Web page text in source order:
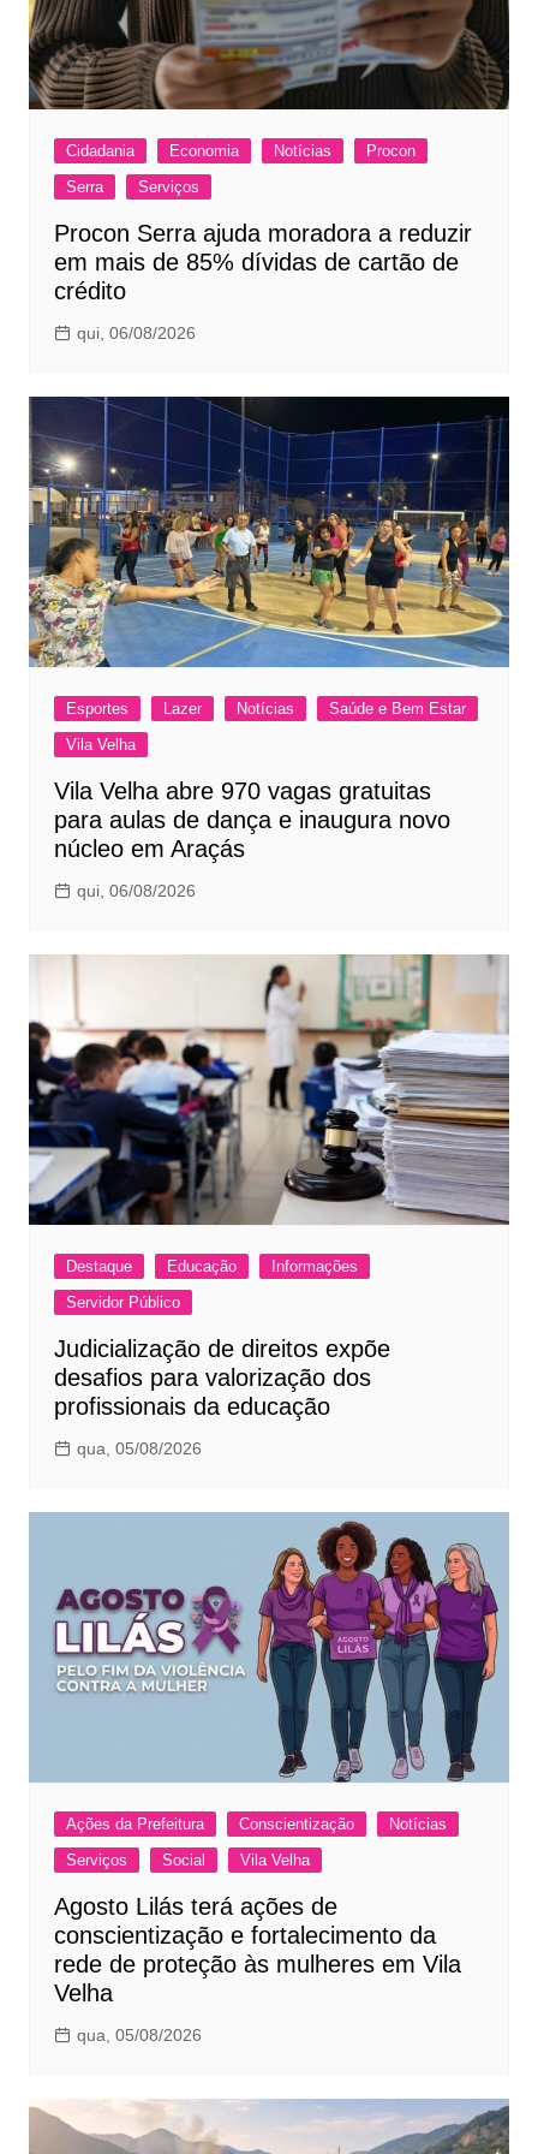
Cidadania Economia Notícias
Procon
Serra
Serviços
Procon Serra ajuda moradora a reduzir
em mais de 85% dívidas de cartão de
crédito
qui, 06/08/2026
Esportes Lazer Notícias
Saúde e Bem Estar
Vila Velha
Vila Velha abre 970 vagas gratuitas
para aulas de dança e inaugura novo
núcleo em Araçás
qui, 06/08/2026
Destaque Educação
Informações
Servidor Público
Judicialização de direitos expõe
desafios para valorização dos
profissionais da educação
qua, 05/08/2026
Ações da Prefeitura Conscientização
Notícias
Serviços
Social Vila Velha
Agosto Lilás terá ações de
conscientização e fortalecimento da
rede de proteção às mulheres em Vila
Velha
qua, 05/08/2026